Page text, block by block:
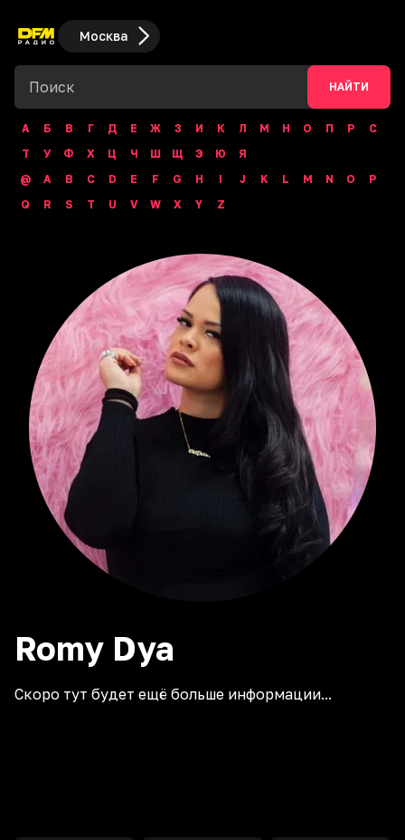
Москва
НАЙТИ
А Б В Г Д Е Ж З И К Л М Н О П Р
С
Т
У Ф Х Ц Ч Ш Щ Э Ю
Я
@
A B C D E F G H I J K L M N O
P
Q
R S T U V W X Y Z
Romy Dya
Скоро тут будет ещё больше информации...